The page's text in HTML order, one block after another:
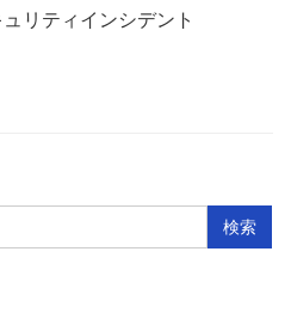
リティインシデント